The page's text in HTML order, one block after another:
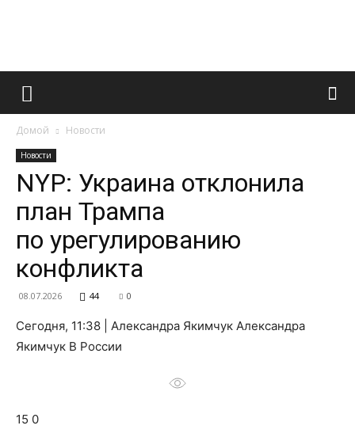
Французский
Домой Новости
Новости
NYP: Украина отклонила
план Трампа
по урегулированию
конфликта
08.07.2026 44 0
Сегодня, 11:38 | Александра Якимчук Александра
Якимчук В России
15 0